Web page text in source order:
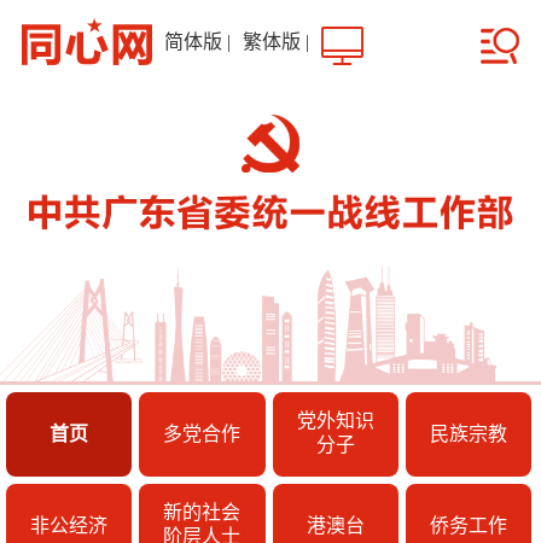
简体版 | 繁体版 |
首页 多党合作
党外知识
分子
民族宗教
非公经济
新的社会
阶层人士
港澳台 侨务工作